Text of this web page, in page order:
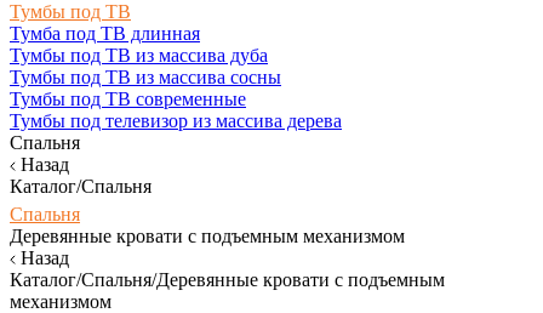
Тумбы под ТВ
Тумба под ТВ длинная
Тумбы под ТВ из массива дуба
Тумбы под ТВ из массива сосны
Тумбы под ТВ современные
Тумбы под телевизор из массива дерева
Спальня
Назад
Каталог/Спальня
Спальня
Деревянные кровати с подъемным механизмом
Назад
Каталог/Спальня/Деревянные кровати с подъемным
механизмом